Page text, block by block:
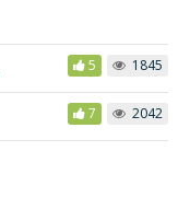
5 1845
7 2042